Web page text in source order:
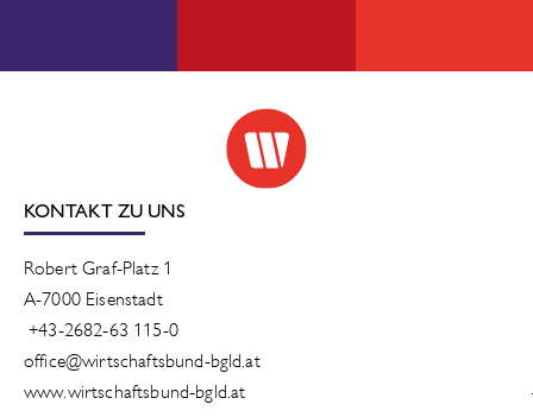
KONTAKT ZU UNS
Robert Graf-Platz 1
A-7000 Eisenstadt
+43-2682-63 115-0
office@wirtschaftsbund-bgld.at
www.wirtschaftsbund-bgld.at